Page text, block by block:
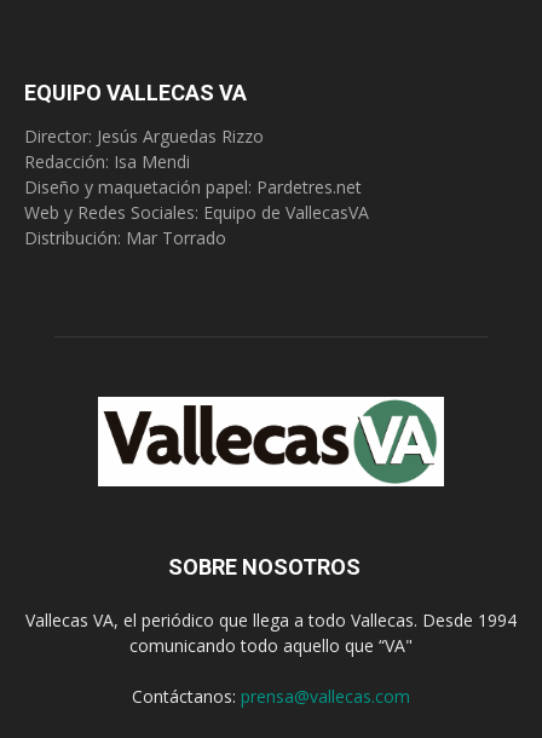
EQUIPO VALLECAS VA
Director: Jesús Arguedas Rizzo
Redacción: Isa Mendi
Diseño y maquetación papel: Pardetres.net
Web y Redes Sociales: Equipo de VallecasVA
Distribución: Mar Torrado
SOBRE NOSOTROS
Vallecas VA, el periódico que llega a todo Vallecas. Desde 1994
comunicando todo aquello que “VA"
Contáctanos: prensa@vallecas.com